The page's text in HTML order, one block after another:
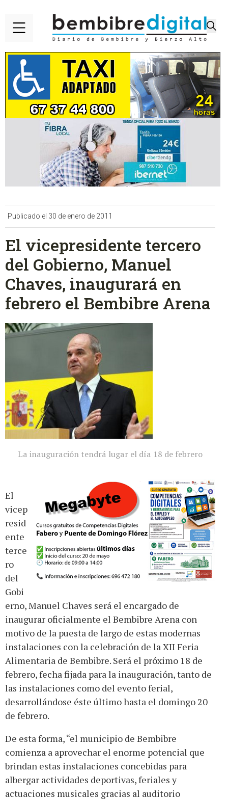
Publicado el 30 de enero de 2011
El vicepresidente tercero
del Gobierno, Manuel
Chaves, inaugurará en
febrero el Bembibre Arena
La inauguración tendrá lugar el día 18 de febrero
El
vicep
resid
ente
terce
ro
del
Gobi
erno, Manuel Chaves será el encargado de
inaugurar oficialmente el Bembibre Arena con
motivo de la puesta de largo de estas modernas
instalaciones con la celebración de la XII Feria
Alimentaria de Bembibre. Será el próximo 18 de
febrero, fecha fijada para la inauguración, tanto de
las instalaciones como del evento ferial,
desarrollándose éste último hasta el domingo 20
de febrero.
De esta forma, “el municipio de Bembibre
comienza a aprovechar el enorme potencial que
brindan estas instalaciones concebidas para
albergar actividades deportivas, feriales y
actuaciones musicales gracias al auditorio